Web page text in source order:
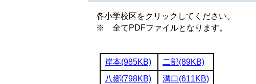
各小学校区をクリックしてください。
※ 全てPDFファイルとなります。
岸本(985KB)
二部(89KB)
八郷(798KB)
溝口(611KB)